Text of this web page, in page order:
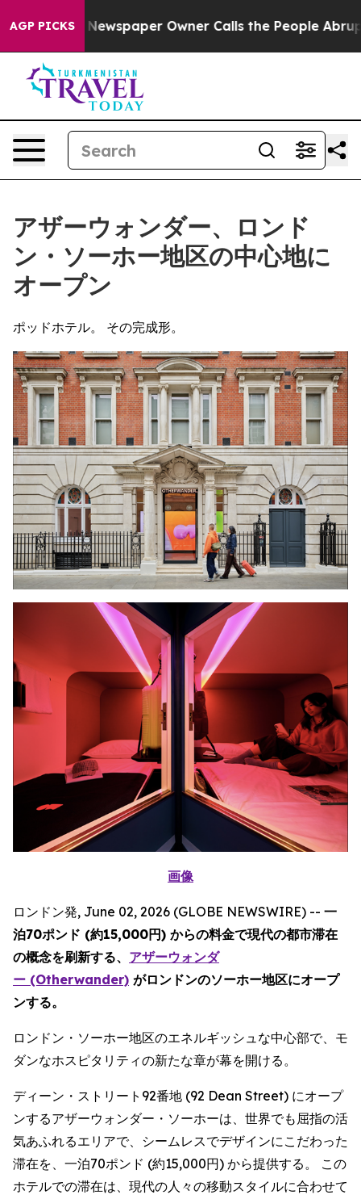
AGP PICKS
Newspaper Owner Calls the People Abruptly
アザーウォンダー、ロンド
ン・ソーホー地区の中心地に
オープン
ポッドホテル。 その完成形。
画像
ロンドン発, June 02, 2026 (GLOBE NEWSWIRE) -- 一
泊70ポンド (約15,000円) からの料金で現代の都市滞在
の概念を刷新する、 アザーウォンダ
ー (Otherwander) がロンドンのソーホー地区にオープ
ンする。
ロンドン・ソーホー地区のエネルギッシュな中心部で、モ
ダンなホスピタリティの新たな章が幕を開ける。
ディーン・ストリート92番地 (92 Dean Street) にオープ
ンするアザーウォンダー・ソーホーは、世界でも屈指の活
気あふれるエリアで、シームレスでデザインにこだわった
滞在を、一泊70ポンド (約15,000円) から提供する。 この
ホテルでの滞在は、現代の人々の移動スタイルに合わせて